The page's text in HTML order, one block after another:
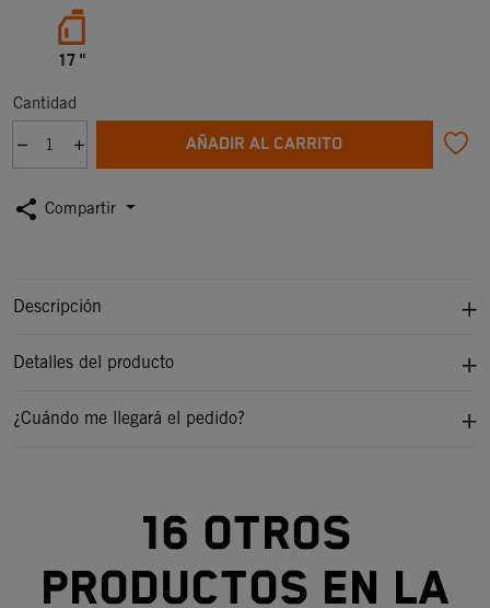
17 "
Cantidad
AÑADIR AL CARRITO
share Compartir
Descripción
Detalles del producto
¿Cuándo me llegará el pedido?
16 otros
productos en la